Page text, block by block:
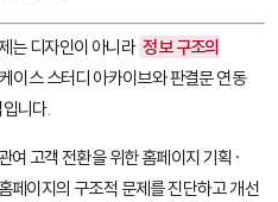
는 디자인이 아니라 정보 구조의
이스 스터디 아카이브와 판결문 연동
니다.
고객 전환을 위한 홈페이지 기획·
페이지의 구조적 문제를 진단하고 개선